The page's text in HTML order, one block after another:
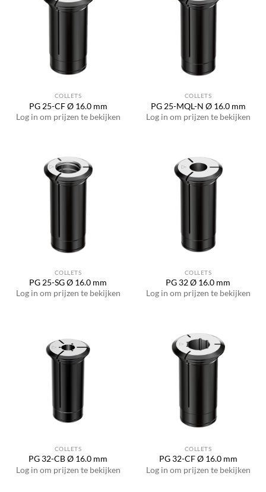
COLLETS
PG 25-CF Ø 16.0 mm
Log in om prijzen te bekijken
COLLETS
PG 25-MQL-N Ø 16.0 mm
Log in om prijzen te bekijken
COLLETS
PG 25-SG Ø 16.0 mm
Log in om prijzen te bekijken
COLLETS
PG 32 Ø 16.0 mm
Log in om prijzen te bekijken
COLLETS
PG 32-CB Ø 16.0 mm
Log in om prijzen te bekijken
COLLETS
PG 32-CF Ø 16.0 mm
Log in om prijzen te bekijken